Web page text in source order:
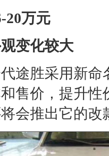
万元
变化较大
途胜采用新命
售价，提升
会推出它的改